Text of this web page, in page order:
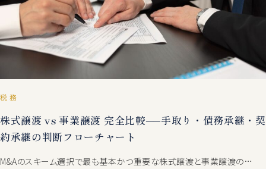
税務
株式譲渡 vs 事業譲渡 完全比較──手取り・債務承継・契
約承継の判断フローチャート
M&Aのスキーム選択で最も基本かつ重要な株式譲渡と事業譲渡の…